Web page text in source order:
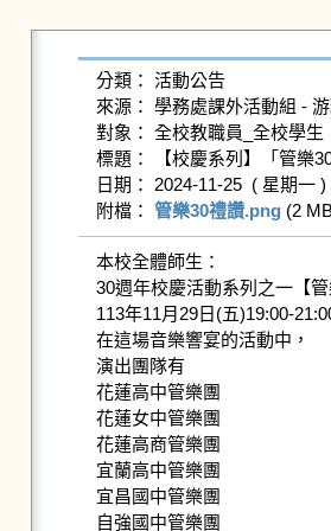
分類： 活動公告
來源： 學務處課外活動組 -
對象： 全校教職員_全校學生
標題： 【校慶系列】「管樂
日期： 2024-11-25  ( 星期一 )
附檔： 管樂30禮讚.png (2
本校全體師生：
30週年校慶活動系列之一【管
113年11月29日(五)19:00-
在這場音樂響宴的活動中，
演出團隊有
花蓮高中管樂團
花蓮女中管樂團
花蓮高商管樂團
宜蘭高中管樂團
宜昌國中管樂團
自強國中管樂團